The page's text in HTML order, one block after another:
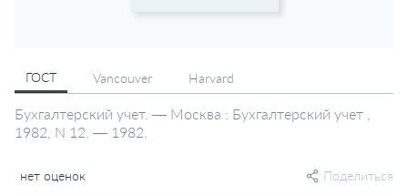
ГОСТ Vancouver Harvard
Бухгалтерский учет. — Москва : Бухгалтерский учет ,
1982, N 12. — 1982.
нет оценок Поделиться